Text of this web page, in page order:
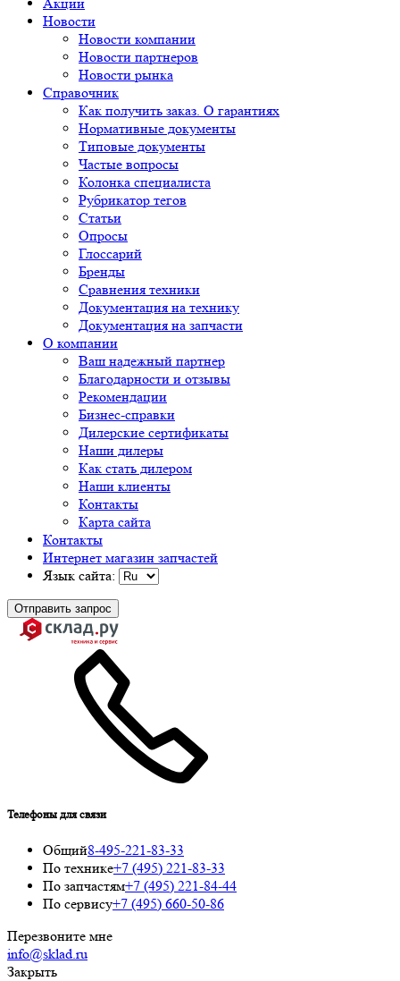
Новости
Новости компании
Новости партнеров
Новости рынка
Справочник
Как получить заказ. О гарантиях
Нормативные документы
Типовые документы
Частые вопросы
Колонка специалиста
Рубрикатор тегов
Статьи
Опросы
Глоссарий
Бренды
Сравнения техники
Документация на технику
Документация на запчасти
О компании
Ваш надежный партнер
Благодарности и отзывы
Рекомендации
Бизнес-справки
Дилерские сертификаты
Наши дилеры
Как стать дилером
Наши клиенты
Контакты
Карта сайта
Контакты
Интернет магазин запчастей
Язык сайта:
Отправить запрос
Телефоны для связи
Общий8-495-221-83-33
По технике+7 (495) 221-83-33
По запчастям+7 (495) 221-84-44
По сервису+7 (495) 660-50-86
Перезвоните мне
info@sklad.ru
Закрыть